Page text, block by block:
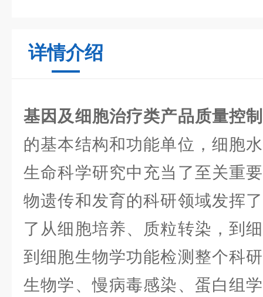
详情介绍
基因及细胞治疗类产品质量控
的基本结构和功能单位，细胞
生命科学研究中充当了至关重
物遗传和发育的科研领域发挥
了从细胞培养、质粒转染，到
到细胞生物学功能检测整个科
生物学、慢病毒感染、蛋白组